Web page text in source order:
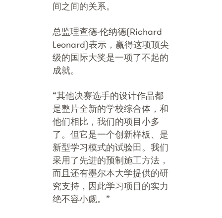
间之间的关系。
总监理查德-伦纳德(Richard
Leonard)表示，赢得这项顶尖
级的国际大奖是一项了不起的
成就。
“其他决赛选手的设计作品都
是整片全新的学校综合体，和
他们相比，我们的项目小多
了。但它是一个创新样板、是
新型学习模式的试验田。我们
采用了先进的预制施工方法，
而且还有墨尔本大学提供的研
究支持，因此学习项目的实力
绝不容小觑。”